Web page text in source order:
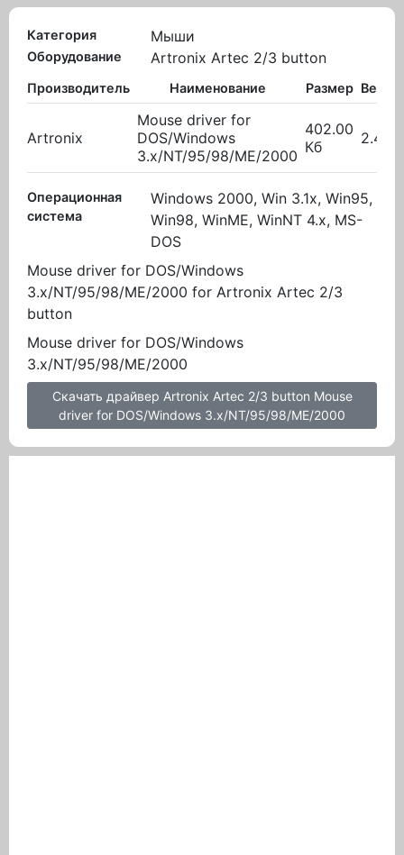
Категория Мыши
Оборудование Artronix Artec 2/3 button
Производитель Наименование Размер
Artronix
Mouse driver for
DOS/Windows
3.x/NT/95/98/ME/2000
402.00
Кб
2.40
Операционная
система
Windows 2000, Win 3.1x, Win95,
Win98, WinME, WinNT 4.x, MS-
DOS
Mouse driver for DOS/Windows
3.x/NT/95/98/ME/2000 for Artronix Artec 2/3
button
Mouse driver for DOS/Windows
3.x/NT/95/98/ME/2000
Скачать драйвер Artronix Artec 2/3 button Mouse
driver for DOS/Windows 3.x/NT/95/98/ME/2000